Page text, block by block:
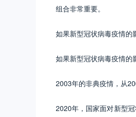
组合非常重要。
如果新型冠状病毒疫情的
如果新型冠状病毒疫情的
2003年的非典疫情，从
2020年，国家面对新型